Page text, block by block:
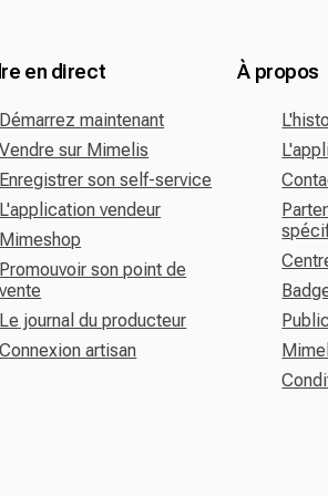
en direct
Démarrez maintenant
Vendre sur Mimelis
Enregistrer son self-service
L'application vendeur
Mimeshop
Promouvoir son point de
vente
Le journal du producteur
Connexion artisan
À propos